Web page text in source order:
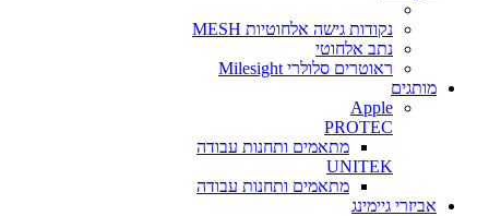
נקודות גישה אלחוטיות MESH
נתב אלחוטי
ראוטרים סלולרי Milesight
מותגים
Apple
PROTEC
מתאמים ותחנות עבודה
UNITEK
מתאמים ותחנות עבודה
אביזרי גיימינג